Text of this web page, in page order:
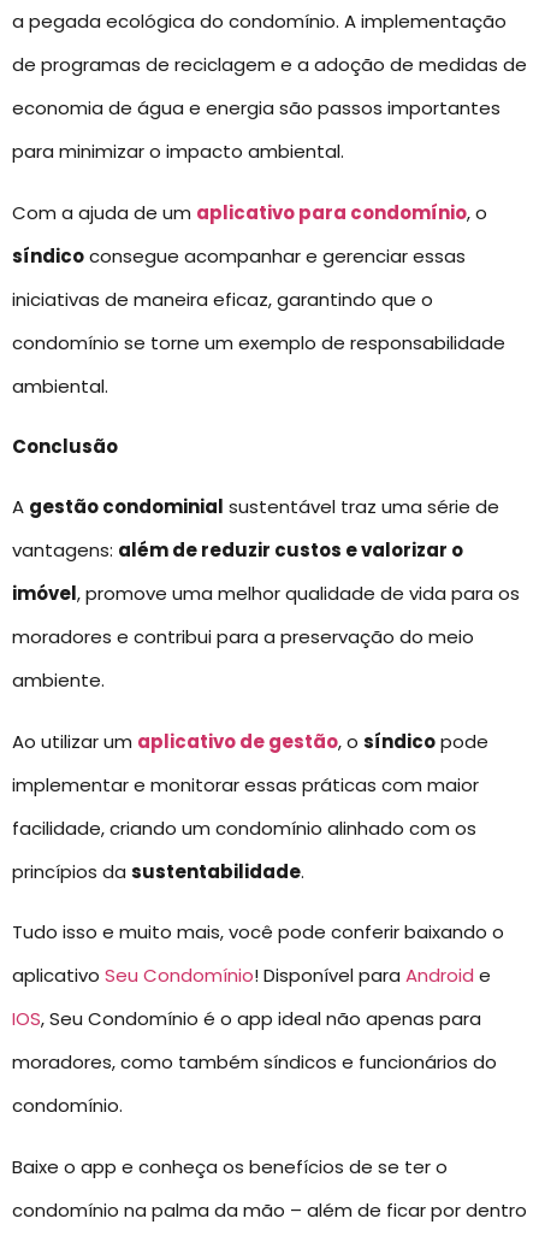
a pegada ecológica do condomínio. A implementação
de programas de reciclagem e a adoção de medidas de
economia de água e energia são passos importantes
para minimizar o impacto ambiental.
Com a ajuda de um aplicativo para condomínio, o
síndicoconsegue acompanhar e gerenciar essas
iniciativas de maneira eficaz, garantindo que o
condomínio se torne um exemplo de responsabilidade
ambiental.
Conclusão
A gestão condominial sustentável traz uma série de
vantagens: além de reduzir custos e valorizar o
imóvel, promove uma melhor qualidade de vida para os
moradores e contribui para a preservação do meio
ambiente.
Ao utilizar um aplicativo de gestão, o síndicopode
implementar e monitorar essas práticas com maior
facilidade, criando um condomínio alinhado com os
princípios da sustentabilidade.
Tudo isso e muito mais, você pode conferir baixando o
aplicativo Seu Condomínio! Disponível para Android e
IOS, Seu Condomínio é o app ideal não apenas para
moradores, como também síndicos e funcionários do
condomínio.
Baixe o app e conheça os benefícios de se ter o
condomínio na palma da mão – além de ficar por dentro